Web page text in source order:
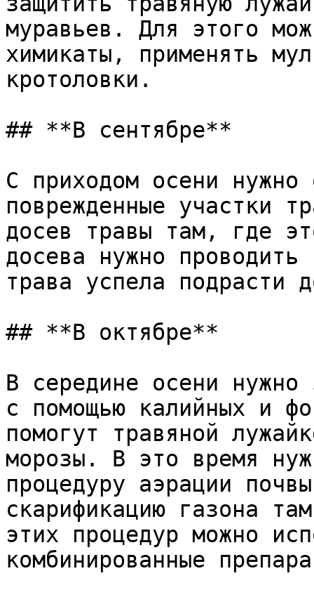
муравьев. Для этого
химикаты, применять
кротоловки.
## **В сентябре**
С приходом осени нужно
поврежденные участки
досев травы там, где
досева нужно
трава успела подрасти
## **В октябре**
В середине осени нужно
с помощью калийных и
помогут травяной
морозы. В это время
процедуру аэрации
скарификацию газона
этих процедур можно
комбинированные